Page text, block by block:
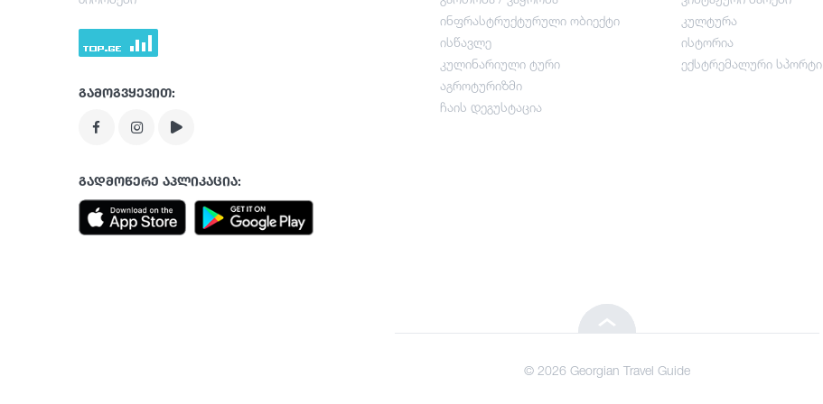
გართობა / ვაჭრობა
ჩაის დეგუსტაცია
ინფრასტრუქტურული ობიექტი
ისწავლე
კულინარიული ტური
აგროტურიზმი
ჩაის დეგუსტაცია
კულტურა
ისტორია
ექსტრემალური სპორტი
გამოგვყევით:
გადმოწერე აპლიკაცია:
© 2026 Georgian Travel Guide